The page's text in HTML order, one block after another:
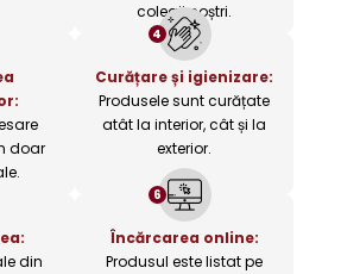
colegii noștri.
doar
4
Curățare și igienizare:
Produsele sunt curățate
atât la interior, cât și la
exterior.
din
6
Încărcarea online:
Produsul este listat pe